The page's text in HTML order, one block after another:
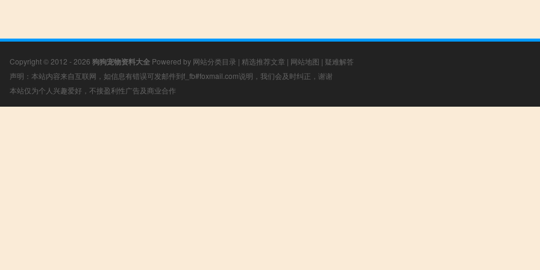
Copyright © 2012 - 2026 狗狗宠物资料大全 Powered by 网站分类目录 | 精选推荐文章 | 网站地图 | 疑难解答
声明：本站内容来自互联网，如信息有错误可发邮件到f_fb#foxmail.com说明，我们会及时纠正，谢谢
本站仅为个人兴趣爱好，不接盈利性广告及商业合作